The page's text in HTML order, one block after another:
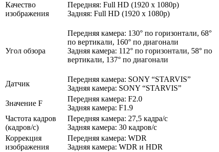
Качество
изображения
Передняя: Full HD (1920 x 1080p)
Задняя: Full HD (1920 x 1080p)
Угол обзора
Передняя камера: 130° по горизонтали, 68°
по вертикали, 160° по диагонали
Задняя камера: 112° по горизонтали, 58° по
вертикали, 137° по диагонали
Датчик
Передняя камера: SONY “STARVIS”
Задняя камера: SONY “STARVIS”
Значение F
Передняя камера: F2.0
Задняя камера: F1.9
Частота кадров
(кадров/с)
Передняя камера: 27,5 кадра/с
Задняя камера: 30 кадров/с
Коррекция
изображения
Передняя камера: WDR
Задняя камера: WDR и HDR